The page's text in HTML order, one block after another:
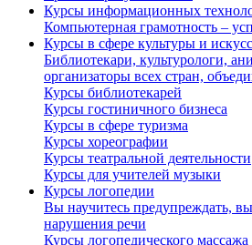
Курсы информационных
Компьютерная грамотность –
Курсы в сфере культуры и
Библиотекари, культурологи,
организаторы всех стран,
Курсы библиотекарей
Курсы гостиничного бизнеса
Курсы в сфере туризма
Курсы хореографии
Курсы театральной деятельности
Курсы для учителей музыки
Курсы логопедии
Вы научитесь предупреждать,
нарушения речи
Курсы логопедического массажа